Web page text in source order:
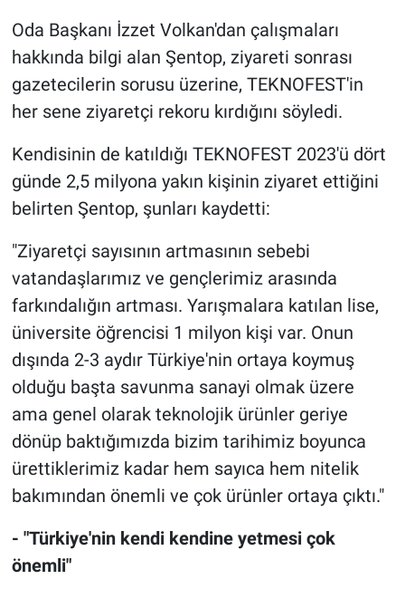
Oda Başkanı İzzet Volkan'dan çalışmaları
hakkında bilgi alan Şentop, ziyareti sonrası
gazetecilerin sorusu üzerine, TEKNOFEST'in
her sene ziyaretçi rekoru kırdığını söyledi.
Kendisinin de katıldığı TEKNOFEST 2023'ü dört
günde 2,5 milyona yakın kişinin ziyaret ettiğini
belirten Şentop, şunları kaydetti:
"Ziyaretçi sayısının artmasının sebebi
vatandaşlarımız ve gençlerimiz arasında
farkındalığın artması. Yarışmalara katılan lise,
üniversite öğrencisi 1 milyon kişi var. Onun
dışında 2-3 aydır Türkiye'nin ortaya koymuş
olduğu başta savunma sanayi olmak üzere
ama genel olarak teknolojik ürünler geriye
dönüp baktığımızda bizim tarihimiz boyunca
ürettiklerimiz kadar hem sayıca hem nitelik
bakımından önemli ve çok ürünler ortaya çıktı."
- "Türkiye'nin kendi kendine yetmesi çok
önemli"